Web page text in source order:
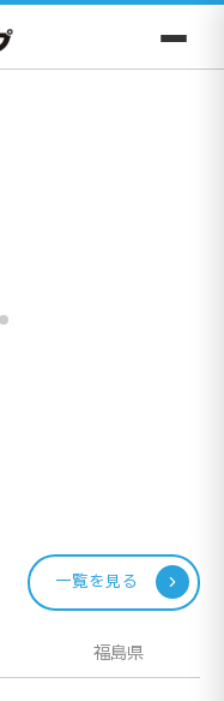
一覧を見る
福島県